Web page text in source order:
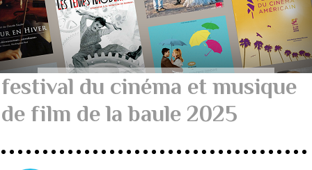
festival du cinéma et musique
de film de la baule 2025